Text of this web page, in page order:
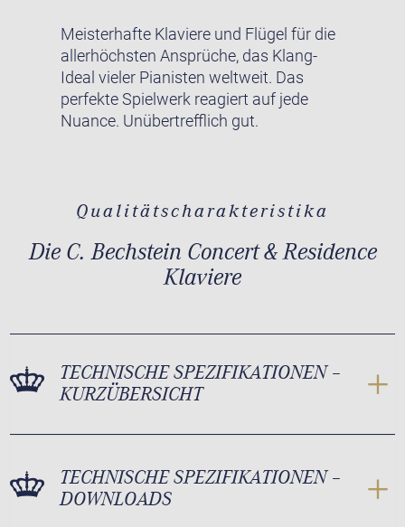
Meisterhafte Klaviere und Flügel für die
allerhöchsten Ansprüche, das Klang-
Ideal vieler Pianisten weltweit. Das
perfekte Spielwerk reagiert auf jede
Nuance. Unübertrefflich gut.
Qualitätscharakteristika
Die C. Bechstein Concert & Residence
Klaviere
TECHNISCHE SPEZIFIKATIONEN –
KURZÜBERSICHT
TECHNISCHE SPEZIFIKATIONEN –
DOWNLOADS